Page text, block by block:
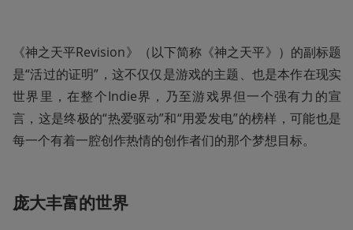
《神之天平Revision》（以下简称《神之天平》）的副标题
是“活过的证明”，这不仅仅是游戏的主题、也是本作在现实
世界里，在整个Indie界，乃至游戏界但一个强有力的宣
言，这是终极的“热爱驱动”和“用爱发电”的榜样，可能也是
每一个有着一腔创作热情的创作者们的那个梦想目标。
庞大丰富的世界